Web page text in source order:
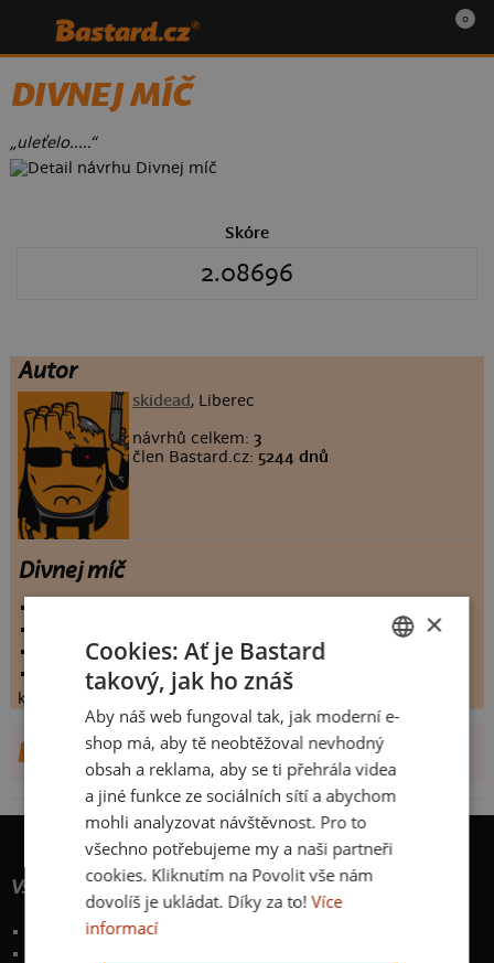
0
DIVNEJ MÍČ
„uleťelo.....“
Skóre
2.08696
Autor
skidead , Liberec
návrhů celkem: 3
člen Bastard.cz: 5244 dnů
Divnej míč
komentářů: 2.08696
koupilo by:0 lidí
konečné hodnocení:
DALŠÍ NÁVRHY OD SKIDEAD
Vše o nákupu
Poštovné a způsoby doručení
SLOVAK
×
Cookies: Ať je Bastard
takový, jak ho znáš
Aby náš web fungoval tak, jak moderní e-
shop má, aby tě neobtěžoval nevhodný
obsah a reklama, aby se ti přehrála videa
a jiné funkce ze sociálních sítí a abychom
mohli analyzovat návštěvnost. Pro to
všechno potřebujeme my a naši partneři
cookies. Kliknutím na Povolit vše nám
dovolíš je ukládat. Díky za to! Více
informací